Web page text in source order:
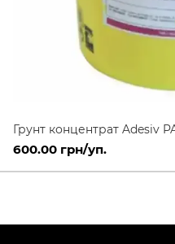
Грунт концентрат Adesiv
600.00 грн/уп.